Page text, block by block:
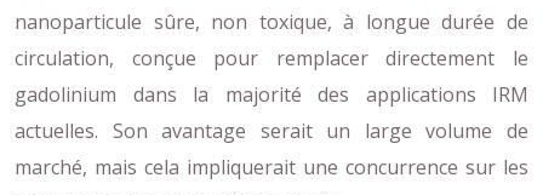
nanoparticule sûre, non toxique, à longue durée de
circulation, conçue pour remplacer directement le
gadolinium dans la majorité des applications IRM
actuelles. Son avantage serait un large volume de
marché, mais cela impliquerait une concurrence sur les